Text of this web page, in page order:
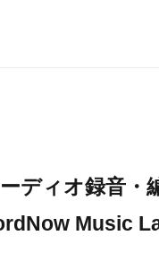
ディオ録音・
Music